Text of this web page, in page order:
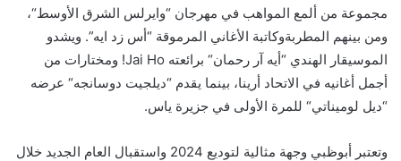
مجموعة من ألمع المواهب في مهرجان “وايرلس الشرق الأوسط“،
ومن بينهم المطربةوكاتبة الأغاني المرموقة “أس ز د ايه”. ويشدو
الموسيقار الهندي “أيه آر رحمان“ برائعته Jai Ho!
ومختارات من
أجمل أغانيه في الاتحاد أرينا، بينما يقدم “ديلجيت دوسانجه“ عرضه
“ديل لوميناتي“ للمرة الأولى في جزيرة ياس.
وتعتبر أبوظبي وجهة مثالية لتوديع 2024 واستقبال العام الجديد خلال